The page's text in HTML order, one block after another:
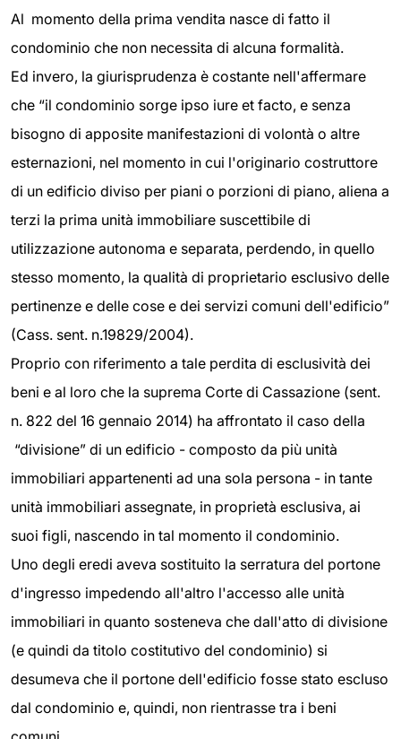
Al momento della prima vendita nasce di fatto il
condominio che non necessita di alcuna formalità.
Ed invero, la giurisprudenza è costante nell'affermare
che “il condominio sorge ipso iure et facto, e senza
bisogno di apposite manifestazioni di volontà o altre
esternazioni, nel momento in cui l'originario costruttore
di un edificio diviso per piani o porzioni di piano, aliena a
terzi la prima unità immobiliare suscettibile di
utilizzazione autonoma e separata, perdendo, in quello
stesso momento, la qualità di proprietario esclusivo delle
pertinenze e delle cose e dei servizi comuni dell'edificio”
(Cass. sent. n.19829/2004).
Proprio con riferimento a tale perdita di esclusività dei
beni e al loro che la suprema Corte di Cassazione (sent.
n. 822 del 16 gennaio 2014) ha affrontato il caso della
“divisione” di un edificio - composto da più unità
immobiliari appartenenti ad una sola persona - in tante
unità immobiliari assegnate, in proprietà esclusiva, ai
suoi figli, nascendo in tal momento il condominio.
Uno degli eredi aveva sostituito la serratura del portone
d'ingresso impedendo all'altro l'accesso alle unità
immobiliari in quanto sosteneva che dall'atto di divisione
(e quindi da titolo costitutivo del condominio) si
desumeva che il portone dell'edificio fosse stato escluso
dal condominio e, quindi, non rientrasse tra i beni